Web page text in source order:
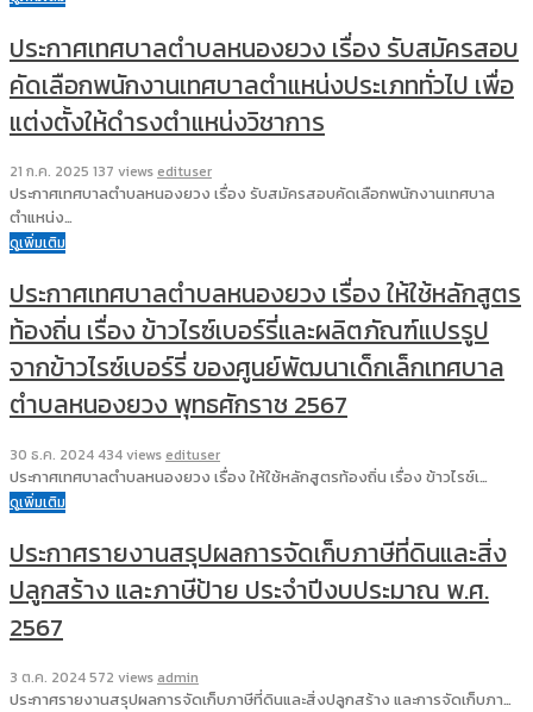
ประกาศเทศบาลตำบลหนองยวง เรื่อง รับสมัครสอบ
คัดเลือกพนักงานเทศบาลตำแหน่งประเภททั่วไป เพื่อ
แต่งตั้งให้ดำรงตำแหน่งวิชาการ
21 ก.ค. 2025 137 views edituser
ประกาศเทศบาลตำบลหนองยวง เรื่อง รับสมัครสอบคัดเลือกพนักงานเทศบาล
ตำแหน่ง…
ดูเพิ่มเติม
ประกาศเทศบาลตำบลหนองยวง เรื่อง ให้ใช้หลักสูตร
ท้องถิ่น เรื่อง ข้าวไรซ์เบอร์รี่และผลิตภัณฑ์แปรรูป
จากข้าวไรซ์เบอร์รี่ ของศูนย์พัฒนาเด็กเล็กเทศบาล
ตำบลหนองยวง พุทธศักราช 2567
30 ธ.ค. 2024434 views edituser
ประกาศเทศบาลตำบลหนองยวง เรื่อง ให้ใช้หลักสูตรท้องถิ่น เรื่อง ข้าวไรซ์เ…
ดูเพิ่มเติม
ประกาศรายงานสรุปผลการจัดเก็บภาษีที่ดินและสิ่ง
ปลูกสร้าง และภาษีป้าย ประจำปีงบประมาณ พ.ศ.
2567
3 ต.ค. 2024572 views admin
ประกาศรายงานสรุปผลการจัดเก็บภาษีที่ดินและสิ่งปลูกสร้าง และการจัดเก็บภา…